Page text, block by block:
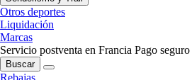
Otros deportes
Liquidación
Marcas
Servicio postventa en Francia Pago seguro
Buscar